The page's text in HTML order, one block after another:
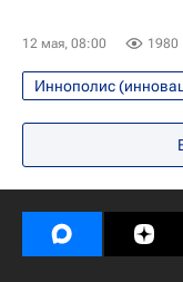
12 мая, 08:00 1980
Иннополис
Наука
Российские
Россия
Здоровье - Общество
Иннополис